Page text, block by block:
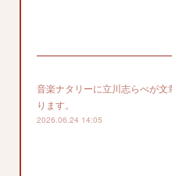
音楽ナタリーに立川志らべが文
ります。
2026.06.24 14:05